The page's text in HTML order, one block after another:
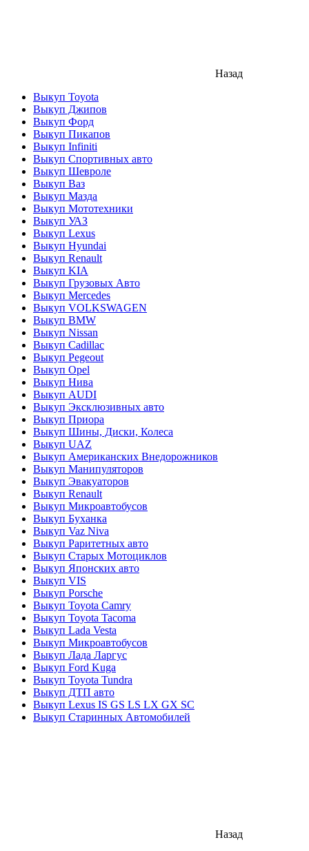
Назад
Выкуп Toyota
Выкуп Джипов
Выкуп Форд
Выкуп Пикапов
Выкуп Infiniti
Выкуп Спортивных авто
Выкуп Шевроле
Выкуп Ваз
Выкуп Мазда
Выкуп Мототехники
Выкуп УАЗ
Выкуп Lexus
Выкуп Hyundai
Выкуп Renault
Выкуп KIA
Выкуп Грузовых Авто
Выкуп Mercedes
Выкуп VOLKSWAGEN
Выкуп BMW
Выкуп Nissan
Выкуп Cadillac
Выкуп Pegeout
Выкуп Opel
Выкуп Нива
Выкуп AUDI
Выкуп Эксклюзивных авто
Выкуп Приора
Выкуп Шины, Диски, Колеса
Выкуп UAZ
Выкуп Американских Внедорожников
Выкуп Манипуляторов
Выкуп Эвакуаторов
Выкуп Renault
Выкуп Микроавтобусов
Выкуп Буханка
Выкуп Vaz Niva
Выкуп Раритетных авто
Выкуп Старых Мотоциклов
Выкуп Японских авто
Выкуп VIS
Выкуп Porsche
Выкуп Toyota Camry
Выкуп Toyota Tacoma
Выкуп Lada Vesta
Выкуп Микроавтобусов
Выкуп Лада Ларгус
Выкуп Ford Kuga
Выкуп Toyota Tundra
Выкуп ДТП авто
Выкуп Lexus IS GS LS LX GX SC
Выкуп Старинных Автомобилей
Назад